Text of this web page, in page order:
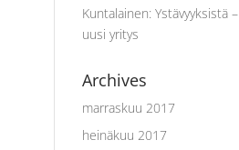
Kuntalainen:Ystävyyksistä –
uusi yritys
Archives
marraskuu 2017
heinäkuu 2017